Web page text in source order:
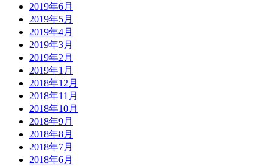
2019年6月
2019年5月
2019年4月
2019年3月
2019年2月
2019年1月
2018年12月
2018年11月
2018年10月
2018年9月
2018年8月
2018年7月
2018年6月